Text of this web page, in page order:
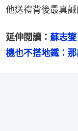
他送禮背後最真誠
延伸閱讀： 蘇志
機也不搭地鐵：